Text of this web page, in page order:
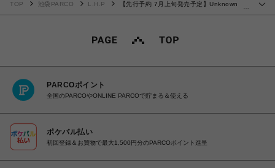
…
TOP 池袋PARCO L.H.P
【先行予約 7月上旬発売予定】Unknown
PARCOポイント
全国のPARCOやONLINE PARCOで貯まる＆使える
ポケパル払い
初回登録＆お買物で最大1,500円分のPARCOポイント進呈